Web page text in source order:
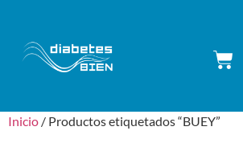
Inicio / Productos etiquetados “BUEY”